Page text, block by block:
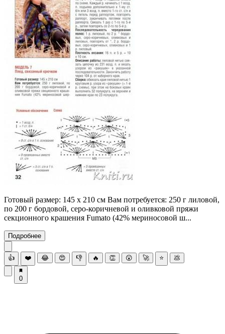
Готовый размер: 145 х 210 см Вам потребуется: 250 г лиловой,
по 200 г бордовой, серо-коричневой и оливковой пряжи
секционного крашения Fumato (42% мериносовой ш...
Подробнее
👍 ❤️ 😂 😍 👎 🔥 👏 😮 🚀 ⭐ 💩
0